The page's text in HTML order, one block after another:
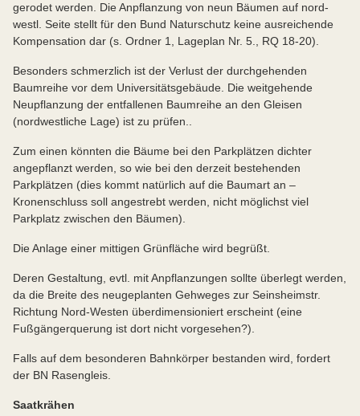
gerodet werden. Die Anpflanzung von neun Bäumen auf nord-
westl. Seite stellt für den Bund Naturschutz keine ausreichende
Kompensation dar (s. Ordner 1, Lageplan Nr. 5., RQ 18-20).
Besonders schmerzlich ist der Verlust der durchgehenden
Baumreihe vor dem Universitätsgebäude. Die weitgehende
Neupflanzung der entfallenen Baumreihe an den Gleisen
(nordwestliche Lage) ist zu prüfen..
Zum einen könnten die Bäume bei den Parkplätzen dichter
angepflanzt werden, so wie bei den derzeit bestehenden
Parkplätzen (dies kommt natürlich auf die Baumart an –
Kronenschluss soll angestrebt werden, nicht möglichst viel
Parkplatz zwischen den Bäumen).
Die Anlage einer mittigen Grünfläche wird begrüßt.
Deren Gestaltung, evtl. mit Anpflanzungen sollte überlegt werden,
da die Breite des neugeplanten Gehweges zur Seinsheimstr.
Richtung Nord-Westen überdimensioniert erscheint (eine
Fußgängerquerung ist dort nicht vorgesehen?).
Falls auf dem besonderen Bahnkörper bestanden wird, fordert
der BN Rasengleis.
Saatkrähen